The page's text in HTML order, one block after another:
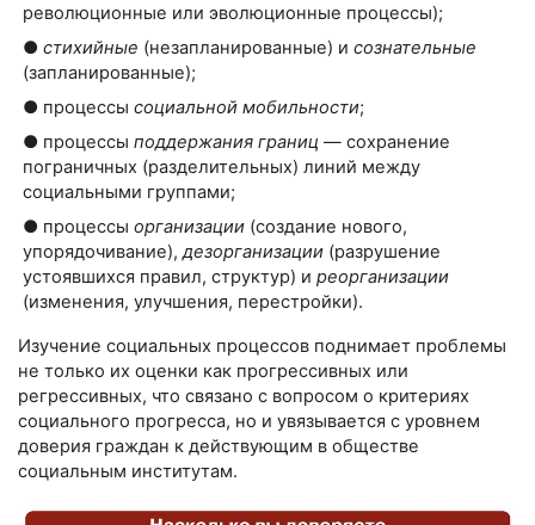
революционные или эволюционные процессы);
● стихийные (незапланированные) и сознательные
(запланированные);
● процессы социальной мобильности;
● процессы поддержания границ — сохранение
пограничных (разделительных) линий между
социальными группами;
● процессы организации (создание нового,
упорядочивание),дезорганизации (разрушение
устоявшихся правил, структур) и реорганизации
(изменения, улучшения, перестройки).
Изучение социальных процессов поднимает проблемы
не только их оценки как прогрессивных или
регрессивных, что связано с вопросом о критериях
социального прогресса, но и увязывается с уровнем
доверия граждан к действующим в обществе
социальным институтам.